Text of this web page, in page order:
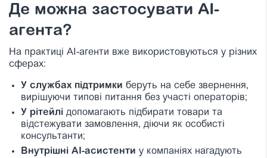
Де можна застосувати AI-
агента?
На практиці AI-агенти вже використовуються у різних
сферах:
У службах підтримки беруть на себе звернення,
вирішуючи типові питання без участі операторів;
У рітейлі допомагають підбирати товари та
відстежувати замовлення, діючи як особисті
консультанти;
Внутрішні AI-асистенти у компаніях нагадують